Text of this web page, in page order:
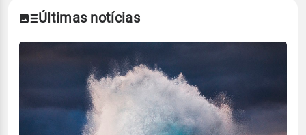
Últimas notícias